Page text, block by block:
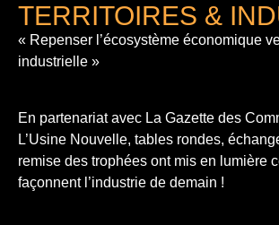
TERRITOIRES &
« Repenser l’écosystème économique
industrielle »
En partenariat avec La Gazette des
L’Usine Nouvelle, tables rondes,
remise des trophées ont mis en lumière
façonnent l’industrie de demain !